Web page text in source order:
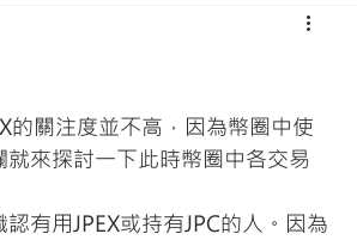
的關注度並不高，因為幣圈中使
來探討一下此時幣圈中各交易
有用JPEX或持有JPC的人。因為